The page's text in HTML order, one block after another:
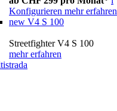
Konfigurieren mehr erfahren
new V4 S 100
Streetfighter V4 S 100
mehr erfahren